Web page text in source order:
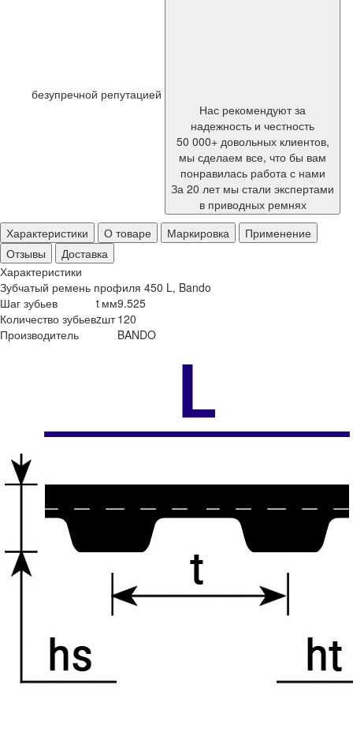
безупречной репутацией
Нас рекомендуют за
надежность и честность
50 000+ довольных клиентов,
мы сделаем все, что бы вам
понравилась работа с нами
За 20 лет мы стали экспертами
в приводных ремнях
Характеристики
О товаре Маркировка
Применение
Отзывы
Доставка
Характеристики
Зубчатый ремень профиля 450 L, Bando
Шаг зубьев
t мм9.525
Количество зубьевzшт 120
Производитель
BANDO